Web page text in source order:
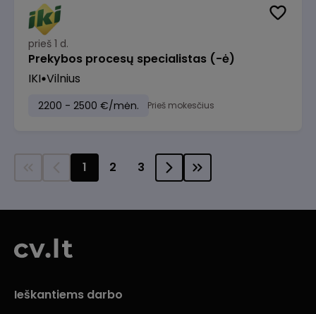
prieš 1 d.
Prekybos procesų specialistas (-ė)
IKI Vilnius
2200 - 2500 €/mėn. Prieš mokesčius
1 2 3
Ieškantiems darbo